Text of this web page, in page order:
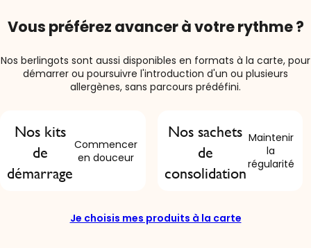
Vous préférez avancer à votre rythme ?
Nos berlingots sont aussi disponibles en formats à la carte, pour
démarrer ou poursuivre l'introduction d'un ou plusieurs
allergènes, sans parcours prédéfini.
Nos kits
de
démarrage
Commencer
en douceur
Nos sachets
de
consolidation
Maintenir
la
régularité
Je choisis mes produits à la carte